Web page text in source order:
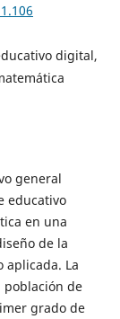
digital,
general
educativo
en una
de la
aplicada. La
población de
grado de